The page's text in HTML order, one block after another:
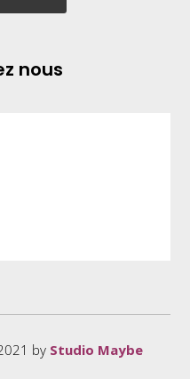
nous
by Studio Maybe